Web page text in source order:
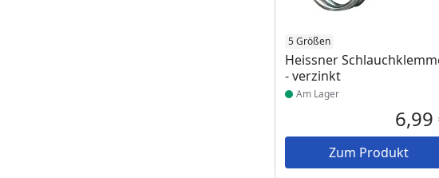
5 Größen
Heissner
- verzinkt
Produkt am Lager
Am Lager
6,99
Zum Produkt